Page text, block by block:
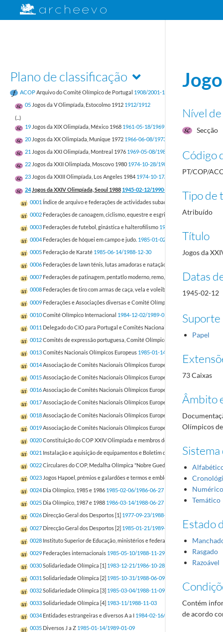
Plano de classificação
ACOPArquivo do Comité Olímpico de Portugal 1908/2001-12-31
05 Jogos da V Olimpíada, Estocolmo 1912 1912/1912
(...)
19 Jogos da XIX Olimpíada, México 1968 1961-05-18/1969-12-16
20 Jogos da XX Olimpíada, Munique 1972 1966-06-08/1973-06-18
21 Jogos da XXI Olimpíada, Montreal 1976 1969-05-08/1980-10-08
22 Jogos da XXII Olimpíada, Moscovo 1980 1974-10-28/1981-10-23
23 Jogos da XXIII Olimpíada, Los Angeles 1984 1974-10-17/1985-11-02
24 Jogos da XXIV Olimpíada, Seoul 1988 1945-02-12/1990-03-27
0001 Índice de arquivo e federações de actividades subaquáticas, andebol,
0002 Federações de canoagem, ciclismo, equestre e esgrima.
1983-07-19/1988-
0003 Federações de futebol, ginástica e halterofilismo 1984-09/1988-12-29
0004 Federações de hóquei em campo e judo. 1985-01-02/1989-01-19
0005 Federação de Karaté 1985-06-14/1988-12-30
0006 Federações de lawn ténis, lutas amadoras e natação
0007 Federações de patinagem, pentatlo moderno, remo, rugby, ski, ténis de
0008 Federações de tiro com armas de caça, vela e voleibol, Medecina desportiva
0009 Federações e Associações diversas e Comité Olímpico Internacional
0010Comité Olímpico Internacional 1984-12-02/1989-01-12
0011 Delegado do CIO para Portugal e Comités Nacionais Olímpicos
0012Comités de expressão portuguesa, Comité Olímpico Francês e Comités
0013Comités Nacionais Olímpicos Europeus 1985-01-14/1988-11-25
0014Associação de Comités Nacionais Olímpicos Europeus [1]
1986-01-06/1988-
0015Associação de Comités Nacionais Olímpicos Europeus [2]
1987-06-23/1988-
0016Associação de Comités Nacionais Olímpicos Europeus [3]
0017Associação de Comités Nacionais Olímpicos Europeus [4]
1985-01-28/
0018Associação de Comités Nacionais Olímpicos Europeus [5]
1981-05/1989-
0019Associação de Comités Nacionais Olímpicos Europeus e exposição
0020Constituição do COP XXIV Olimpíada e membros do C.O.P.
0021 Instalação e aquisição de equipamentos e Boletim do COP
1985-01-25/
0022Circulares do COP, Medalha Olímpica "Nobre Guedes"
1984-12-14/1988-
0023 Jogos Hapoel, prémios e galardões e termos e emblemas olímpicos1982-
0024 Dia Olímpico, 1985 e 1986 1985-02-06/1986-06-27
0025 Dia Olímpico, 1987 e 1988 1986-03-14/1988-06-27
0026 Direcção Geral dos Desportos [1] 1977-09-23/1988-11-11
0027 Direcção Geral dos Desportos [2] 1985-01-21/1989-02-09
0028 Instituto Superior de Educação, ministérios e federações internacionais
0029 Federações internacionais 1985-05-10/1988-11-29
0030Solidariedade Olímpica [1] 1983-12-21/1986-10-28
0031 Solidariedade Olímpica [2] 1985-10-31/1988-06-09
0032Solidariedade Olímpica [3] 1985-03-04/1988-11-09
0033Solidariedade Olímpica [4] 1983-11/1988-11-03
0034 Entidades estrangeiras e diversos A a I 1984-02-16/1989-01-06
0035 Diversos J a Z 1985-01-14/1989-01-09
Nível
Secção
Código
PT/COP/
Tipo de
Atribuído
Título
Jogos da
Datas
1945-02-12
Suporte
Papel
73 Caixas
Âmbito
Olímpicos
Numérico
Temático
Estado
Rasgado
Razoável
Contém
de acordo